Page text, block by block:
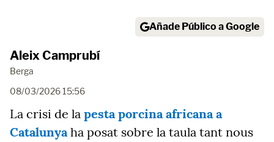
Añade Público a Google
Aleix Camprubí
Berga
08/03/2026 15:56
La crisi de la pesta porcina africana a
Catalunyaha posat sobre la taula tant nous